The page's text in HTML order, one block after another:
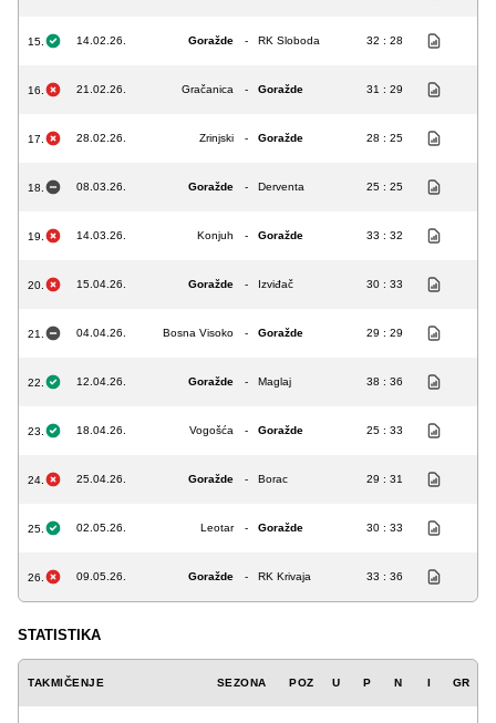
15. 14.02.26. Goražde - RK Sloboda 32 : 28
16. 21.02.26. Gračanica - Goražde 31 : 29
17. 28.02.26. Zrinjski - Goražde 28 : 25
18. 08.03.26. Goražde - Derventa 25 : 25
19. 14.03.26. Konjuh - Goražde 33 : 32
20. 15.04.26. Goražde - Izviđač 30 : 33
21. 04.04.26. Bosna Visoko - Goražde 29 : 29
22. 12.04.26. Goražde - Maglaj 38 : 36
23. 18.04.26. Vogošća - Goražde 25 : 33
24. 25.04.26. Goražde - Borac 29 : 31
25. 02.05.26. Leotar - Goražde 30 : 33
26. 09.05.26. Goražde - RK Krivaja 33 : 36
STATISTIKA
TAKMIČENJE SEZONA POZ U P N I GR